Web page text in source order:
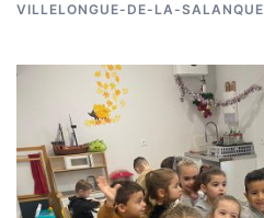
VILLELONGUE-DE-LA-SALANQUE